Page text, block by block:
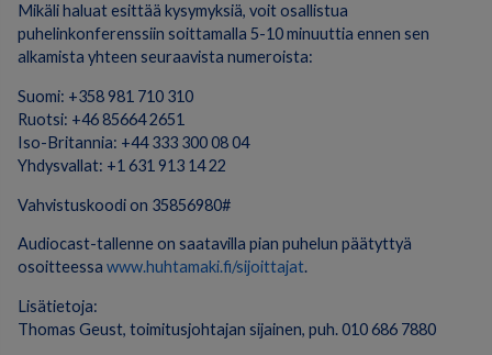
Mikäli haluat esittää kysymyksiä, voit osallistua
puhelinkonferenssiin soittamalla 5-10 minuuttia ennen sen
alkamista yhteen seuraavista numeroista:
Suomi: +358 981 710 310
Ruotsi: +46 85664 2651
Iso-Britannia: +44 333 300 08 04
Yhdysvallat: +1 631 913 14 22
Vahvistuskoodi on 35856980#
Audiocast-tallenne on saatavilla pian puhelun päätyttyä
osoitteessa www.huhtamaki.fi/sijoittajat.
Lisätietoja:
Thomas Geust, toimitusjohtajan sijainen, puh. 010 686 7880